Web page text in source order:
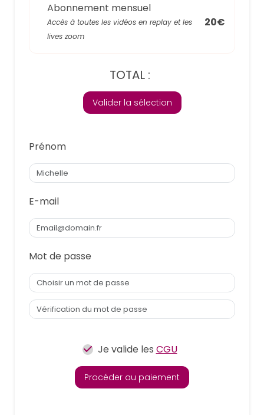
Abonnement mensuel
Accès à toutes les vidéos en replay et les
lives zoom
20€
TOTAL :
Valider la sélection
Prénom
E-mail
Mot de passe
Je valide les CGU
Procéder au paiement